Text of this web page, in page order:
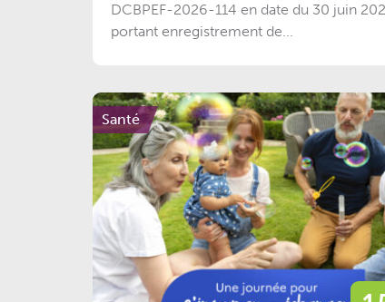
DCBPEF-2026-114 en date du 30 juin
portant enregistrement de...
Santé